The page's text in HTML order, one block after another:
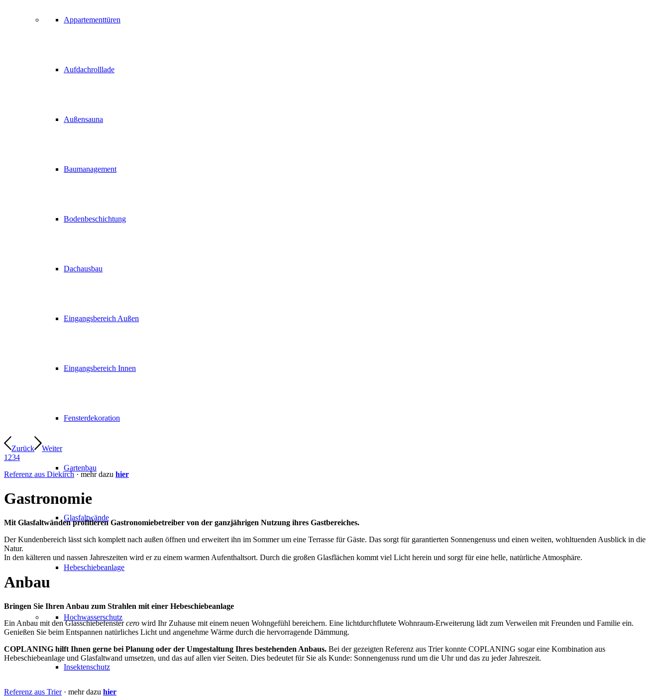
Appartementtüren
Aufdachrolllade
Außensauna
Baumanagement
Bodenbeschichtung
Dachausbau
Eingangsbereich Außen
Eingangsbereich Innen
Fensterdekoration
Gartenbau
Glasfaltwände
Hebeschiebeanlage
Hochwasserschutz
Insektenschutz
Zurück
Weiter
1 234
Referenz aus Diekirch· mehr dazu hier
Gastronomie
Mit Glasfaltwänden profitieren Gastronomiebetreiber von der ganzjährigen Nutzung ihres Gastbereiches.
Der Kundenbereich lässt sich komplett nach außen öffnen und erweitert ihn im Sommer um eine Terrasse für Gäste. Das sorgt für garantierten Sonnengenuss und einen weiten, wohltuenden Ausblick in die
Natur.
In den kälteren und nassen Jahreszeiten wird er zu einem warmen Aufenthaltsort. Durch die großen Glasflächen kommt viel Licht herein und sorgt für eine helle, natürliche Atmosphäre.
Anbau
Bringen Sie Ihren Anbau zum Strahlen mit einer Hebeschiebeanlage
Ein Anbau mit den Glasschiebefenstercero wird Ihr Zuhause mit einem neuen Wohngefühl bereichern. Eine lichtdurchflutete Wohnraum-Erweiterung lädt zum Verweilen mit Freunden und Familie ein.
Genießen Sie beim Entspannen natürliches Licht und angenehme Wärme durch die hervorragende Dämmung.
COPLANING hilft Ihnen gerne bei Planung oder der Umgestaltung Ihres bestehenden Anbaus. Bei der gezeigten Referenz aus Trier konnte COPLANING sogar eine Kombination aus
Hebeschiebeanlage und Glasfaltwand umsetzen, und das auf allen vier Seiten. Dies bedeutet für Sie als Kunde: Sonnengenuss rund um die Uhr und das zu jeder Jahreszeit.
Referenz aus Trier· mehr dazu hier